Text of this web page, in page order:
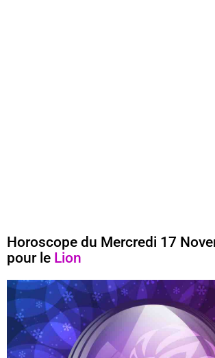
Horoscope du Mercredi 17
pour le Lion